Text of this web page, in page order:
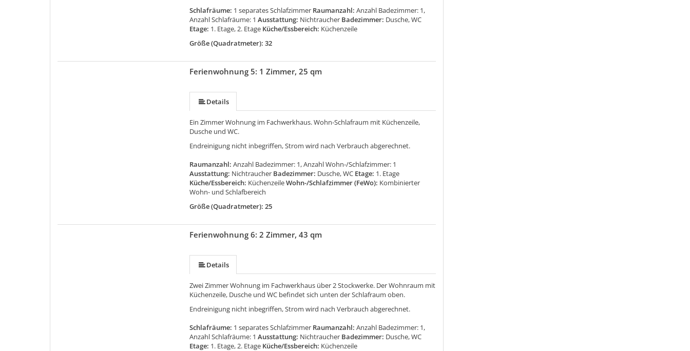
Schlafräume: 1 separates Schlafzimmer Raumanzahl:Anzahl Badezimmer: 1,
Anzahl Schlafräume: 1 Ausstattung: Nichtraucher Badezimmer: Dusche, WC
Etage: 1. Etage, 2. Etage Küche/Essbereich: Küchenzeile
Größe (Quadratmeter): 32
Ferienwohnung 5: 1 Zimmer, 25 qm
Details
Ein Zimmer Wohnung im Fachwerkhaus. Wohn-Schlafraum mit Küchenzeile,
Dusche und WC.
Endreinigung nicht inbegriffen, Strom wird nach Verbrauch abgerechnet.
Raumanzahl:Anzahl Badezimmer: 1, Anzahl Wohn-/Schlafzimmer: 1
Ausstattung: Nichtraucher Badezimmer: Dusche, WC Etage: 1. Etage
Küche/Essbereich: KüchenzeileWohn-/Schlafzimmer (FeWo): Kombinierter
Wohn- und Schlafbereich
Größe (Quadratmeter): 25
Ferienwohnung 6: 2 Zimmer, 43 qm
Details
Zwei Zimmer Wohnung im Fachwerkhaus über 2 Stockwerke. Der Wohnraum mit
Küchenzeile, Dusche und WC befindet sich unten der Schlafraum oben.
Endreinigung nicht inbegriffen, Strom wird nach Verbrauch abgerechnet.
Schlafräume: 1 separates Schlafzimmer Raumanzahl:Anzahl Badezimmer: 1,
Anzahl Schlafräume: 1 Ausstattung: Nichtraucher Badezimmer: Dusche, WC
Etage: 1. Etage, 2. Etage Küche/Essbereich: Küchenzeile